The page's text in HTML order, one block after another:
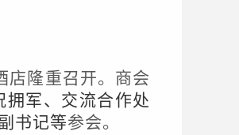
隆重召开。 商会
军、交流合作处
书记等参会。